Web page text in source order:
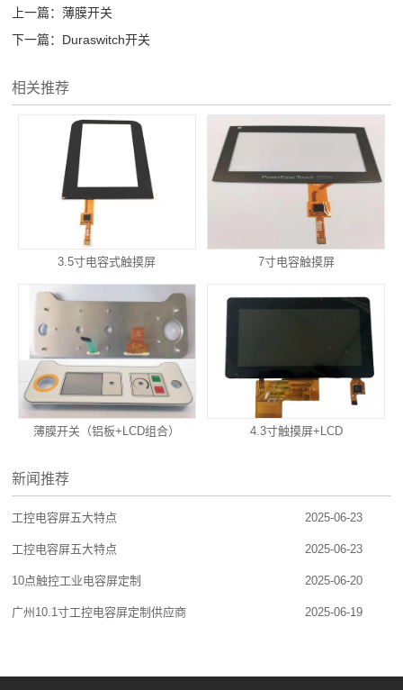
上一篇：薄膜开关
下一篇： Duraswitch开关
相关推荐
3.5寸电容式触摸屏 7寸电容触摸屏
薄膜开关（铝板+LCD组合） 4.3寸触摸屏+LCD
新闻推荐
工控电容屏五大特点 2025-06-23
工控电容屏五大特点 2025-06-23
10点触控工业电容屏定制 2025-06-20
广州10.1寸工控电容屏定制供应商 2025-06-19
产品中心